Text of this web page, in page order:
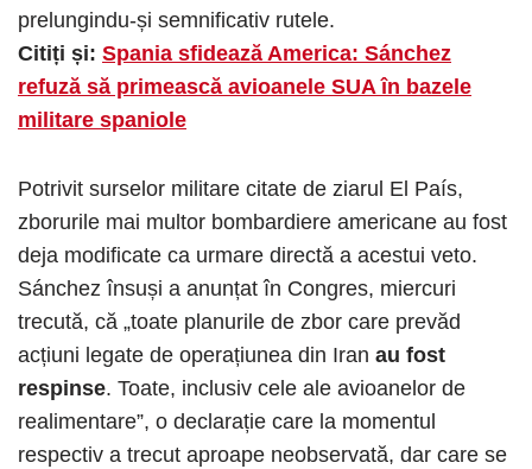
prelungindu-și semnificativ rutele.
Citiți și: Spania sfidează America: Sánchez
refuză să primească avioanele SUA în bazele
militare spaniole
Potrivit surselor militare citate de ziarul El País,
zborurile mai multor bombardiere americane au fost
deja modificate ca urmare directă a acestui veto.
Sánchez însuși a anunțat în Congres, miercuri
trecută, că „toate planurile de zbor care prevăd
acțiuni legate de operațiunea din Iran au fost
respinse. Toate, inclusiv cele ale avioanelor de
realimentare”, o declarație care la momentul
respectiv a trecut aproape neobservată, dar care se